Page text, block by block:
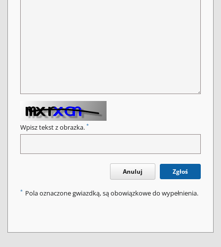
Wpisz tekst z obrazka. *
Anuluj Zgłoś
* Pola oznaczone gwiazdką, są obowiązkowe do wypełnienia.